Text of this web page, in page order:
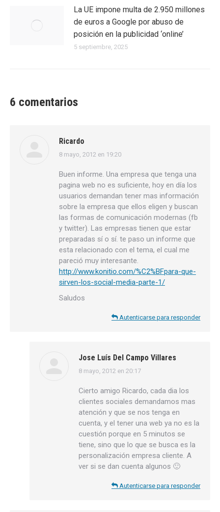
La UE impone multa de 2.950 millones
de euros a Google por abuso de
posición en la publicidad ‘online’
5 septiembre, 2025
6 comentarios
Ricardo
dice:
8 mayo, 2012 en 19:20
Buen informe. Una empresa que tenga una
pagina web no es suficiente, hoy en día los
usuarios demandan tener mas información
sobre la empresa que ellos eligen y buscan
las formas de comunicación modernas (fb
y twitter). Las empresas tienen que estar
preparadas sí o sí. te paso un informe que
esta relacionado con el tema, el cual me
pareció muy interesante.
http://www.konitio.com/%C2%BFpara-que-
sirven-los-social-media-parte-1/
Saludos
Autenticarse para responder
Jose Luís Del Campo Villares
dice:
8 mayo, 2012 en 20:17
Cierto amigo Ricardo, cada dia los
clientes sociales demandamos mas
atención y que se nos tenga en
cuenta, y el tener una web ya no es la
cuestión porque en 5 minutos se
tiene, sino que lo que se busca es la
personalización empresa cliente. A
ver si se dan cuenta algunos 🙂
Autenticarse para responder